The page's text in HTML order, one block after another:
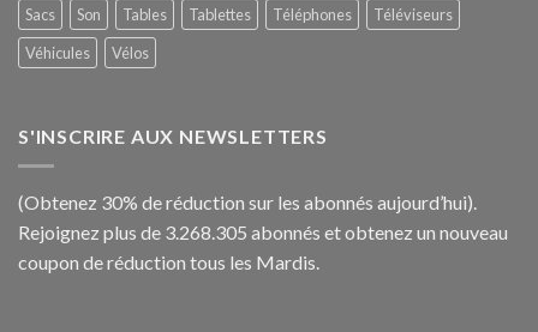
Sacs
Son Tables Tablettes Téléphones
Téléviseurs
Véhicules
Vélos
S'INSCRIRE AUX NEWSLETTERS
(Obtenez 30% de réduction sur les abonnés aujourd’hui).
Rejoignez plus de 3.268.305 abonnés et obtenez un nouveau
coupon de réduction tous les Mardis.